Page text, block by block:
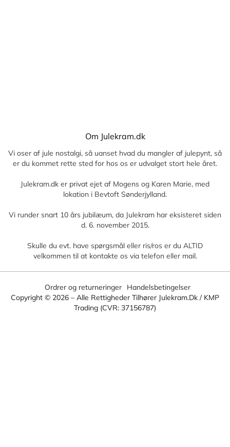
Om Julekram.dk
Vi oser af jule nostalgi, så uanset hvad du mangler af julepynt, så
er du kommet rette sted for hos os er udvalget stort hele året.
Julekram.dk er privat ejet af Mogens og Karen Marie, med
lokation i Bevtoft Sønderjylland.
Vi runder snart 10 års jubilæum, da Julekram har eksisteret siden
d. 6. november 2015.
Skulle du evt. have spørgsmål eller ris/ros er du ALTID
velkommen til at kontakte os via telefon eller mail.
Copyright © 2026 – Alle Rettigheder Tilhører Julekram.dk / KMP
Trading (CVR: 37156787)
Ordrer og returneringer Handelsbetingelser